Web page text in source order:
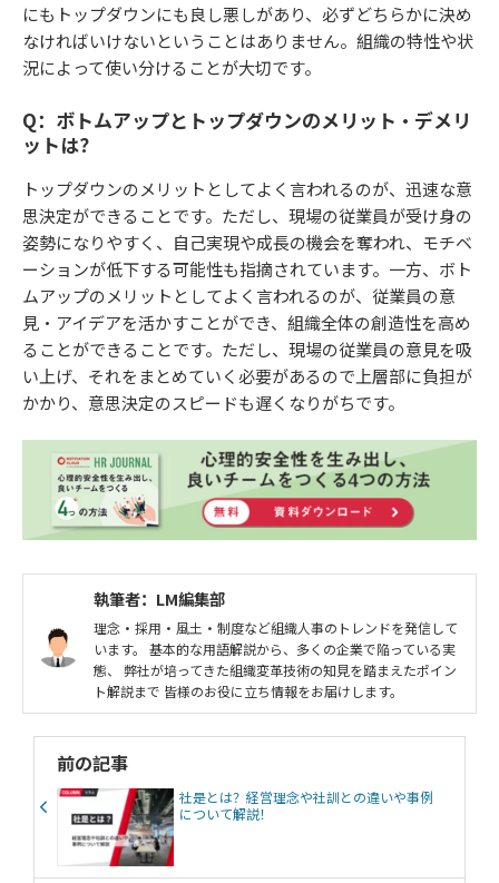
にもトップダウンにも良し悪しがあり、必ずどちらかに決め
なければいけないということはありません。組織の特性や状
況によって使い分けることが大切です。
Q：ボトムアップとトップダウンのメリット・デメリ
ットは？
トップダウンのメリットとしてよく言われるのが、迅速な意
思決定ができることです。ただし、現場の従業員が受け身の
姿勢になりやすく、自己実現や成長の機会を奪われ、モチベ
ーションが低下する可能性も指摘されています。一方、ボト
ムアップのメリットとしてよく言われるのが、従業員の意
見・アイデアを活かすことができ、組織全体の創造性を高め
ることができることです。ただし、現場の従業員の意見を吸
い上げ、それをまとめていく必要があるので上層部に負担が
かかり、意思決定のスピードも遅くなりがちです。
執筆者：LM編集部
理念・採用・風土・制度など組織人事のトレンドを発信して
います。 基本的な用語解説から、多くの企業で陥っている実
態、 弊社が培ってきた組織変革技術の知見を踏まえたポイン
ト解説まで 皆様のお役に立ち情報をお届けします。
前の記事
社是とは？経営理念や社訓との違いや事例
について解説！